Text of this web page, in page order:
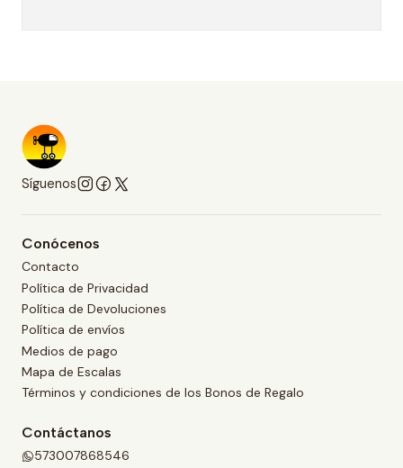
Síguenos
Conócenos
Contacto
Política de Privacidad
Política de Devoluciones
Política de envíos
Medios de pago
Mapa de Escalas
Términos y condiciones de los Bonos de Regalo
Contáctanos
573007868546